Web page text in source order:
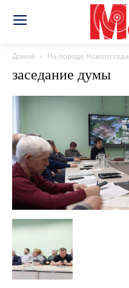
Домой На породе Нового года
заседание думы